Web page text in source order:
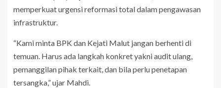
memperkuat urgensi reformasi total dalam pengawasan
infrastruktur.
“Kami minta BPK dan Kejati Malut jangan berhenti di
temuan. Harus ada langkah konkret yakni audit ulang,
pemanggilan pihak terkait, dan bila perlu penetapan
tersangka,” ujar Mahdi.